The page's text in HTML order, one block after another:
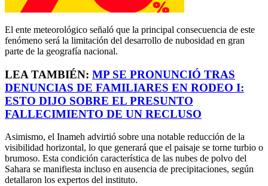
El ente meteorológico señaló que la principal consecuencia de este
fenómeno será la limitación del desarrollo de nubosidad en gran
parte de la geografía nacional.
LEA TAMBIÉN: MP SE PRONUNCIÓ TRAS
DENUNCIAS DE FAMILIARES EN RODEO I:
ESTO DIJO SOBRE EL PRESUNTO
FALLECIMIENTO DE UN RECLUSO
Asimismo, el Inameh advirtió sobre una notable reducción de la
visibilidad horizontal, lo que generará que el paisaje se torne turbio o
brumoso. Esta condición característica de las nubes de polvo del
Sahara se manifiesta incluso en ausencia de precipitaciones, según
detallaron los expertos del instituto.